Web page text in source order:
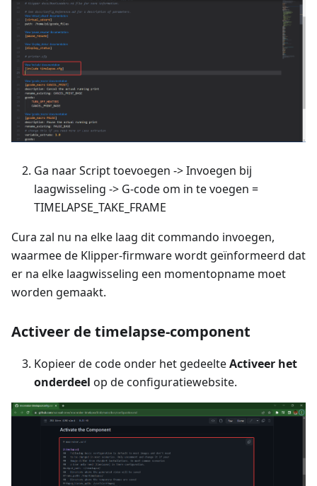
Ga naar Script toevoegen -> Invoegen bij
laagwisseling -> G-code om in te voegen =
TIMELAPSE_TAKE_FRAME
Cura zal nu na elke laag dit commando invoegen,
waarmee de Klipper-firmware wordt geïnformeerd dat
er na elke laagwisseling een momentopname moet
worden gemaakt.
Activeer de timelapse-component
Kopieer de code onder het gedeelteActiveer het
onderdeel op de configuratiewebsite.